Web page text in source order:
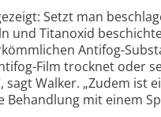
Setzt man
und Titanoxid
Antifog-
Film trocknet oder
sagt Walker. „Zudem ist
Behandlung mit einem